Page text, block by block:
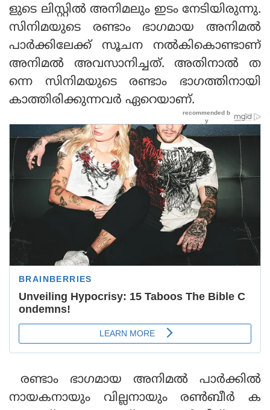
ളുടെ ലിസ്റ്റില്‍ അനിമലും ഇടം നേടിയിരുന്നു.
സിനിമയുടെ രണ്ടാം ഭാഗമായ അനിമല്‍
പാര്‍ക്കിലേക്ക് സൂചന നല്‍കികൊണ്ടാണ്
അനിമല്‍ അവസാനിച്ചത്. അതിനാല്‍ ത
ന്നെ സിനിമയുടെ രണ്ടാം ഭാഗത്തിനായി
കാത്തിരിക്കുന്നവര്‍ ഏറെയാണ്.
രണ്ടാം ഭാഗമായ അനിമല്‍ പാര്‍ക്കില്‍
നായകനായും വില്ലനായും രണ്‍ബീര്‍ ക